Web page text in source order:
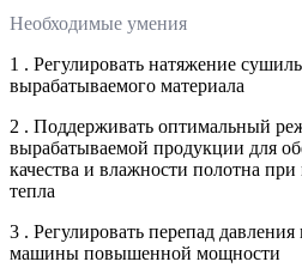
Необходимые умения
1 . Регулировать натяжение
вырабатываемого материала
2 . Поддерживать оптимальный
вырабатываемой продукции для
качества и влажности полотна
тепла
3 . Регулировать перепад
машины повышенной мощности